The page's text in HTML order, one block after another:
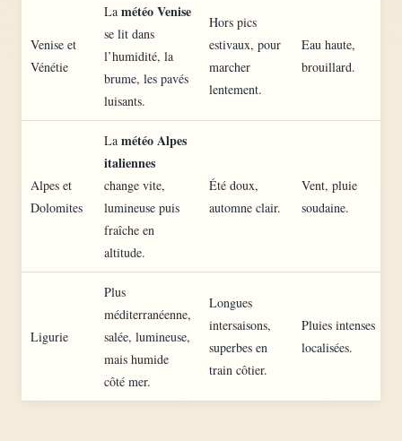
Venise et
Vénétie
La météo Venise
se lit dans
l’humidité, la
brume, les pavés
luisants.
Hors pics
estivaux, pour
marcher
lentement.
Eau haute,
brouillard.
Alpes et
Dolomites
La météo Alpes
italiennes
change vite,
lumineuse puis
fraîche en
altitude.
Été doux,
automne clair.
Vent, pluie
soudaine.
Ligurie
Plus
méditerranéenne,
salée, lumineuse,
mais humide
côté mer.
Longues
intersaisons,
superbes en
train côtier.
Pluies intenses
localisées.